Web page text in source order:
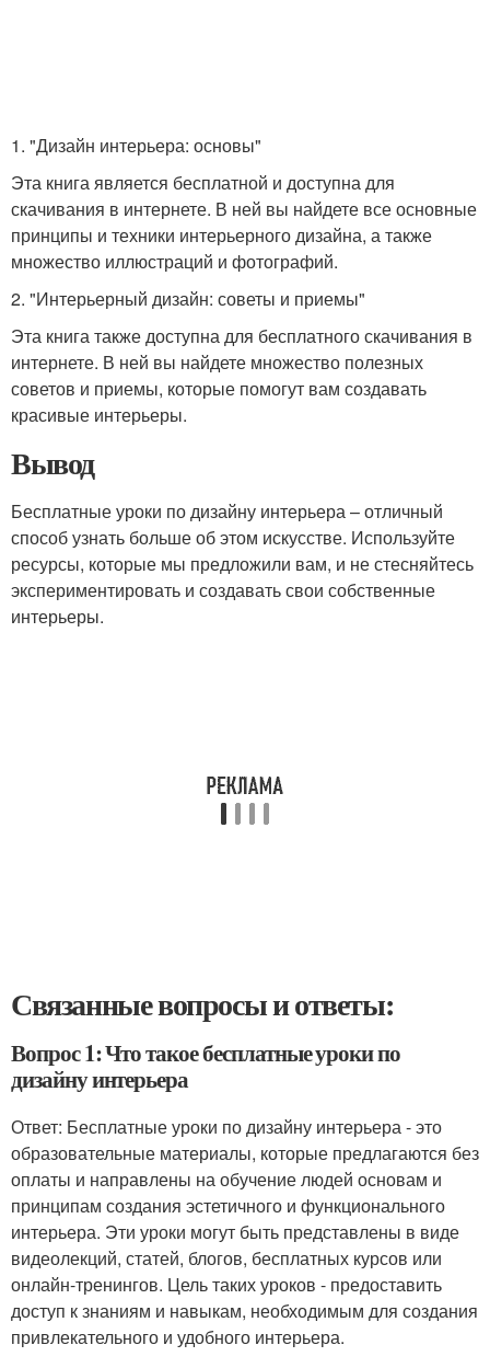
1. "Дизайн интерьера: основы"
Эта книга является бесплатной и доступна для
скачивания в интернете. В ней вы найдете все основные
принципы и техники интерьерного дизайна, а также
множество иллюстраций и фотографий.
2. "Интерьерный дизайн: советы и приемы"
Эта книга также доступна для бесплатного скачивания в
интернете. В ней вы найдете множество полезных
советов и приемы, которые помогут вам создавать
красивые интерьеры.
Вывод
Бесплатные уроки по дизайну интерьера – отличный
способ узнать больше об этом искусстве. Используйте
ресурсы, которые мы предложили вам, и не стесняйтесь
экспериментировать и создавать свои собственные
интерьеры.
Связанные вопросы и ответы:
Вопрос 1: Что такое бесплатные уроки по
дизайну интерьера
Ответ: Бесплатные уроки по дизайну интерьера - это
образовательные материалы, которые предлагаются без
оплаты и направлены на обучение людей основам и
принципам создания эстетичного и функционального
интерьера. Эти уроки могут быть представлены в виде
видеолекций, статей, блогов, бесплатных курсов или
онлайн-тренингов. Цель таких уроков - предоставить
доступ к знаниям и навыкам, необходимым для создания
привлекательного и удобного интерьера.